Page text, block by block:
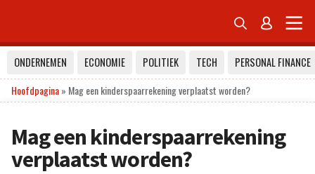
 
ONDERNEMEN ECONOMIE POLITIEK TECH
PERSONAL FINANCE
Hoofdpagina» Mag een kinderspaarrekening verplaatst worden?
Mag een kinderspaarrekening
verplaatst worden?